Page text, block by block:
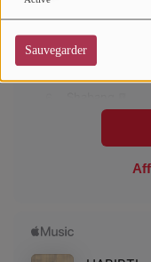
Sauvegarder